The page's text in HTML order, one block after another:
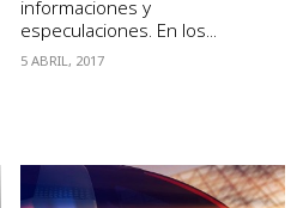
informaciones y
especulaciones. En los...
5 ABRIL, 2017